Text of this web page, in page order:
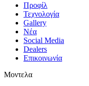
Προφίλ
Τεχνολογία
Gallery
Νέα
Social Media
Dealers
Επικοινωνία
Μοντελα